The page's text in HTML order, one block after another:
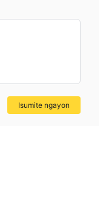
Isumite ngayon